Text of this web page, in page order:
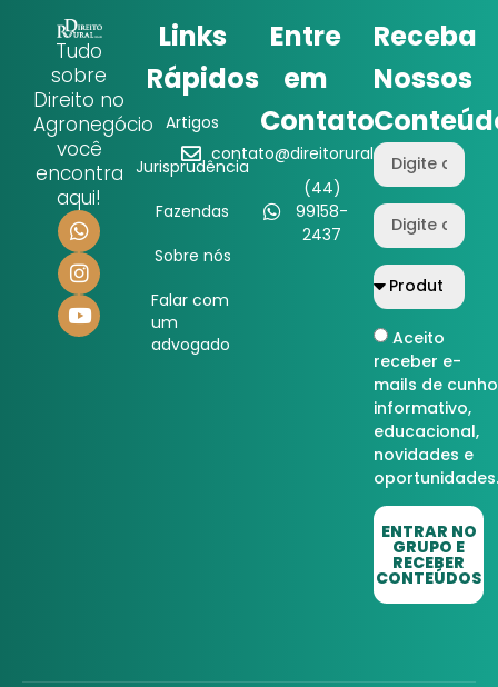
Tudo
sobre
Direito no
Agronegócio
você
encontra
aqui!
Links
Rápidos
Artigos
Jurisprudência
Fazendas
Sobre nós
Falar com
um
advogado
Entre
em
Contato
contato@direitorural.com.br
(44)
99158-
2437
Receba
Nossos
Aceito
receber e-
mails de cunho
informativo,
educacional,
novidades e
oportunidades.
ENTRAR NO
GRUPO E
RECEBER
CONTEÚDOS